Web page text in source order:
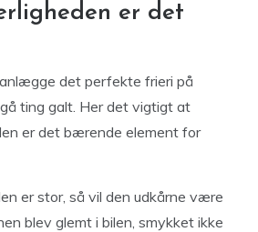
er det
det perfekte frieri på
ting galt. Her det vigtigt at
er det bærende element for
er stor, så vil den udkårne være
blev glemt i bilen, smykket ikke